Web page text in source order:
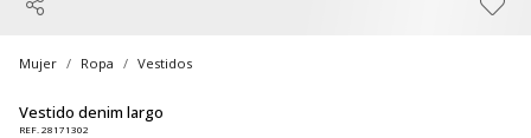
Mujer Ropa Vestidos
Vestido denim largo
REF. 28171302